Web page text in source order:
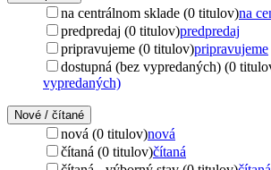
na centrálnom sklade (0 titulov)na
predpredaj (0 titulov)predpredaj
pripravujeme (0 titulov)pripravujeme
dostupná (bez vypredaných) (0
vypredaných)
Nové / čítané
nová (0 titulov)nová
čítaná (0 titulov)čítaná